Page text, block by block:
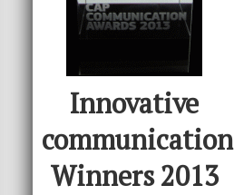
Innovative
communication
Winners 2013